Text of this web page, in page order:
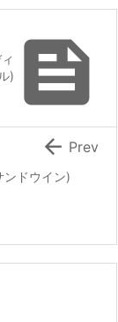

)
ンドウイン)
 Prev